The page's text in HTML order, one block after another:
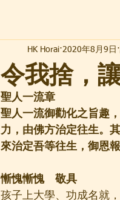
令我捨，
HK Horai 2020年8月9日
聖人一流章
聖人一流御勸化之旨趣
力，由佛方治定往生。
來治定吾等往生，御恩
慚愧慚愧　敬具
孩子上大學、功成名就